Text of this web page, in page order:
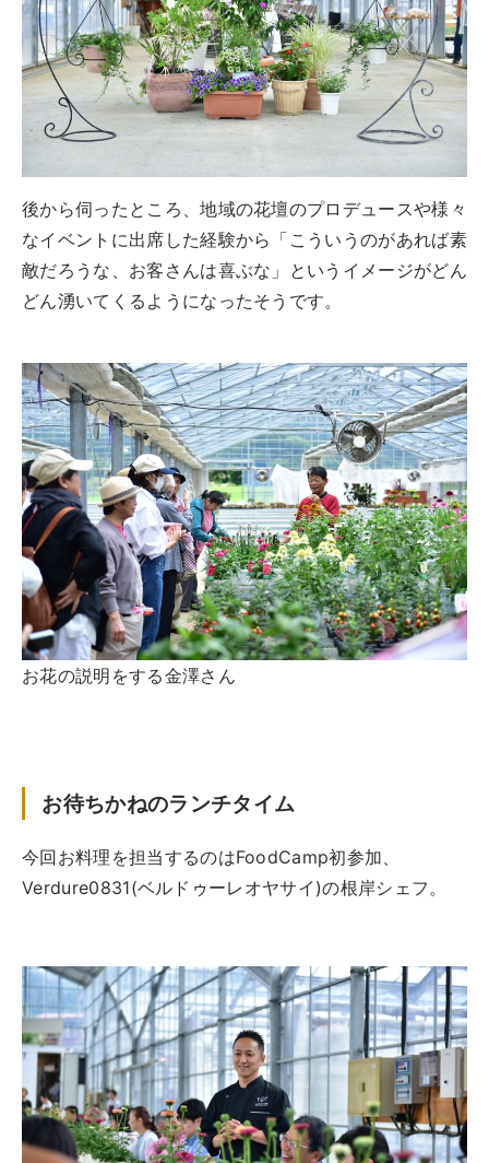
後から伺ったところ、地域の花壇のプロデュースや様々
なイベントに出席した経験から「こういうのがあれば素
敵だろうな、お客さんは喜ぶな」というイメージがどん
どん湧いてくるようになったそうです。
お花の説明をする金澤さん
お待ちかねのランチタイム
今回お料理を担当するのはFoodCamp初参加、
Verdure0831(ベルドゥーレオヤサイ)の根岸シェフ。